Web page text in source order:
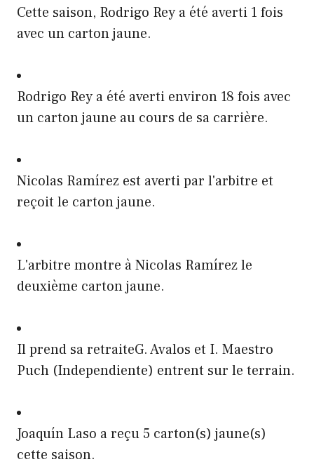
Cette saison, Rodrigo Rey a été averti 1 fois
avec un carton jaune.
Rodrigo Rey a été averti environ 18 fois avec
un carton jaune au cours de sa carrière.
Nicolas Ramírez est averti par l'arbitre et
reçoit le carton jaune.
L'arbitre montre à Nicolas Ramírez le
deuxième carton jaune.
Il prend sa retraiteG. Avalos et I. Maestro
Puch (Independiente) entrent sur le terrain.
Joaquín Laso a reçu 5 carton(s) jaune(s)
cette saison.